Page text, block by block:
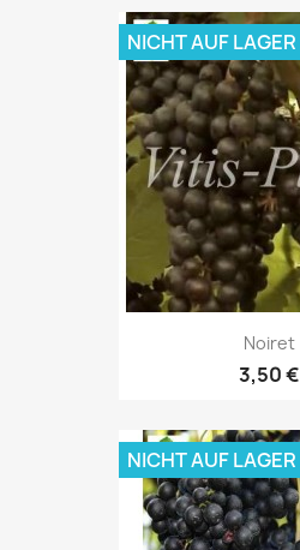
Noiret
3,50 €
NICHT AUF LAGER
NICHT AUF LAGER